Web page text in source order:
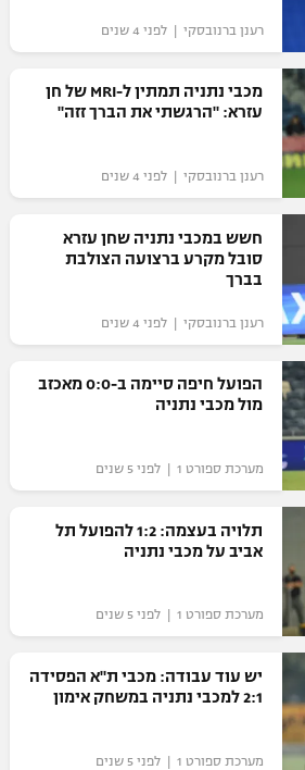
פודקאסט
בפרסים
– "מרלן"
לבית עסק
רענן ברנובסקי | לפני 4 שנים
מכבי נתניה תמתין ל-MRI של חן
עזרא: "הרגשתי את הברך זזה"
רענן ברנובסקי | לפני 4 שנים
חשש במכבי נתניה שחן עזרא
סובל מקרע ברצועה הצולבת
בברך
רענן ברנובסקי | לפני 4 שנים
הפועל חיפה סיימה ב-0:0 מאכזב
מול מכבי נתניה
מערכת ספורט 1 | לפני 5 שנים
תלויה בעצמה: 1:2 להפועל תל
אביב על מכבי נתניה
מערכת ספורט 1 | לפני 5 שנים
יש עוד עבודה: מכבי ת"א הפסידה
2:1 למכבי נתניה במשחק אימון
מערכת ספורט 1 | לפני 5 שנים